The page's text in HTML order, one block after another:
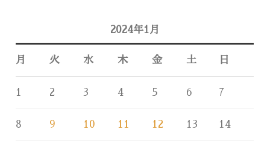
2024年1月
月 火 水 木 金 土 日
1 2 3 4 5 6 7
8 9 10 11 12 13 14